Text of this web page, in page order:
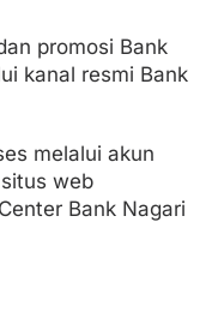
promosi Bank
kanal resmi Bank
melalui akun
web
Bank Nagari